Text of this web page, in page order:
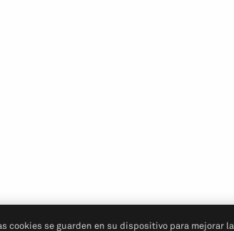
cookies se guarden en su dispositivo para mejorar la